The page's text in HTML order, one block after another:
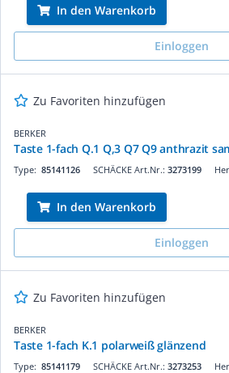
In den Warenkorb
Einloggen
Zu Favoriten hinzufügen
BERKER
Taste 1-fach Q.1 Q,3 Q7 Q9 anthrazit
SCHÄCKE Art.Nr.: 3273199
Type: 85141126
In den Warenkorb
Einloggen
Zu Favoriten hinzufügen
BERKER
Taste 1-fach K.1 polarweiß glänzend
SCHÄCKE Art.Nr.: 3273253
Type: 85141179